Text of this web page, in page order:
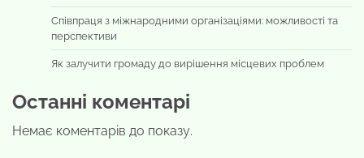
Співпраця з міжнародними організаціями: можливості та
перспективи
Як залучити громаду до вирішення місцевих проблем
Останні коментарі
Немає коментарів до показу.